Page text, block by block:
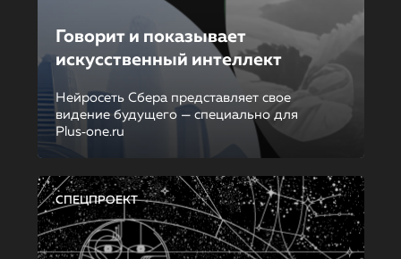
Говорит и показывает
искусственный интеллект
Нейросеть Сбера представляет свое
видение будущего — специально для
Plus‑one.ru
СПЕЦПРОЕКТ